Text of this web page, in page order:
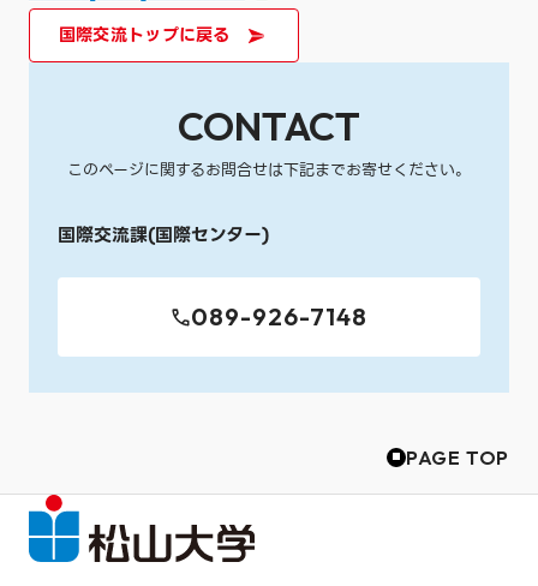
国際交流トップに戻る
CONTACT
このページに関するお問合せは下記までお寄せください。
国際交流課(国際センター)
089-926-7148
PAGE TOP